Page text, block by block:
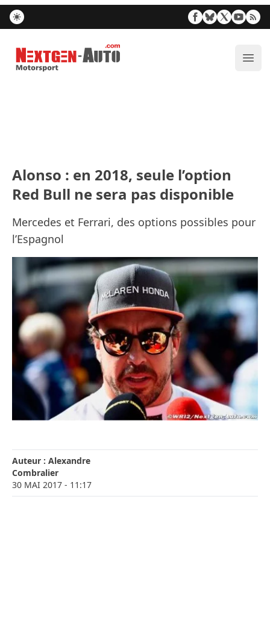
Nextgen-Auto.com
Alonso : en 2018, seule l’option
Red Bull ne sera pas disponible
Mercedes et Ferrari, des options possibles pour
l’Espagnol
Auteur : Alexandre
Combralier
30 MAI 2017 - 11:17